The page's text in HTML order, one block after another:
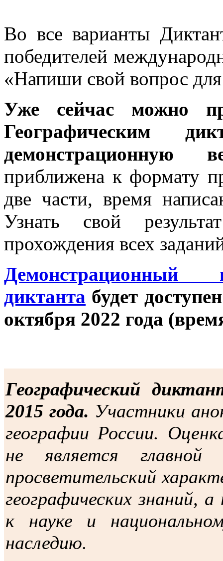
Во все варианты
победителей
«Напиши свой вопрос для
Уже сейчас можно
Географическим
демонстрационную
приближена к формату
две части, время
Узнать свой
прохождения всех
Демонстрационный
диктанта будет
октября 2022 года
Географический
2015 года. Участники
географии России.
не является
просветительский
географических знаний,
к науке и
наследию.